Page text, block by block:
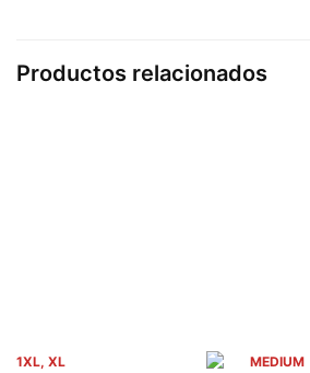
Productos relacionados
1XL, XL MEDIUM